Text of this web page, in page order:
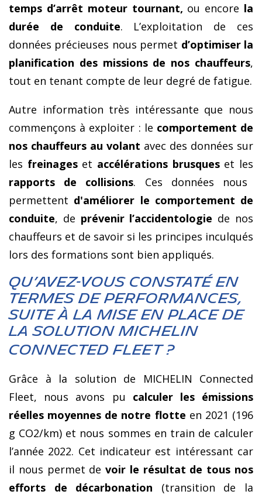
temps d’arrêt moteur tournant, ou encore la
durée de conduite. L’exploitation de ces
données précieuses nous permet d’optimiser la
planification des missions de nos chauffeurs,
tout en tenant compte de leur degré de fatigue.
Autre information très intéressante que nous
commençons à exploiter : le comportement de
nos chauffeurs au volant avec des données sur
les freinages et accélérations brusqueset les
rapports de collisions. Ces données nous
permettent d'améliorer le comportement de
conduite, de prévenir l’accidentologie de nos
chauffeurs et de savoir si les principes inculqués
lors des formations sont bien appliqués.
Qu’avez-vous constaté en
termes de performances,
suite à la mise en place de
la solution Michelin
Connected Fleet ?
Grâce à la solution de MICHELIN Connected
Fleet, nous avons pu calculer les émissions
réelles moyennes de notre flotte en 2021 (196
g CO2/km) et nous sommes en train de calculer
l’année 2022. Cet indicateur est intéressant car
il nous permet devoir le résultat de tous nos
efforts de décarbonation (transition de la